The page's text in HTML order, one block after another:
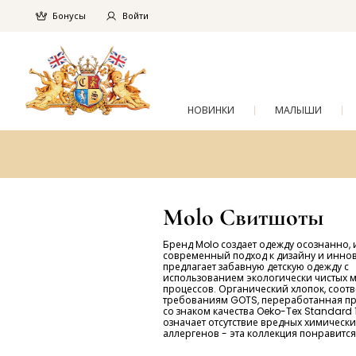
Бонусы Войти
НОВИНКИ МАЛЫШИ
Molo Свитшоты
Бренд Molo создает одежду осознанно,
современный подход к дизайну и
предлагает забавную детскую одежду с
использованием экологически чистых
процессов. Органический хлопок,
требованиям GOTS, переработанная
со знаком качества Oeko-Tex Standard
означает отсутствие вредных
аллергенов - эта коллекция